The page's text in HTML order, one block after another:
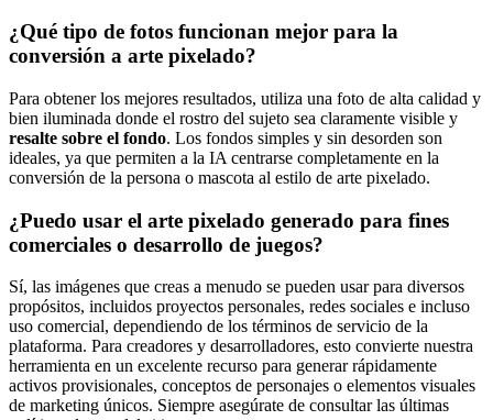
¿Qué tipo de fotos funcionan mejor para la
conversión a arte pixelado?
Para obtener los mejores resultados, utiliza una foto de alta calidad y
bien iluminada donde el rostro del sujeto sea claramente visible y
resalte sobre el fondo. Los fondos simples y sin desorden son
ideales, ya que permiten a la IA centrarse completamente en la
conversión de la persona o mascota al estilo de arte pixelado.
¿Puedo usar el arte pixelado generado para fines
comerciales o desarrollo de juegos?
Sí, las imágenes que creas a menudo se pueden usar para diversos
propósitos, incluidos proyectos personales, redes sociales e incluso
uso comercial, dependiendo de los términos de servicio de la
plataforma. Para creadores y desarrolladores, esto convierte nuestra
herramienta en un excelente recurso para generar rápidamente
activos provisionales, conceptos de personajes o elementos visuales
de marketing únicos. Siempre asegúrate de consultar las últimas